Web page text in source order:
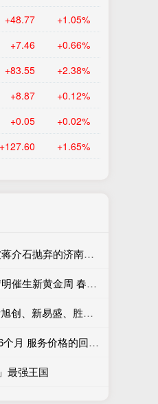
+48.77 +1.05%
+7.46 +0.66%
+83.55 +2.38%
+8.87 +0.12%
+0.05 +0.02%
+127.60 +1.65%
华生证券配资APP下载 一个被蒋介石抛弃的济南，一段被历史低估的“五三惨案”
股票配资杠杆官网 春假叠加清明催生新黄金周 春日文旅消费呈现稳步上行态势
祥乾配资官网 AI算力巨头中际旭创、新易盛、胜宏科技等再爆发！港股AI应用何时启动？
金牛网配资平台 核心CPI连涨6个月 服务价格的回升发出什么信号
最强王国